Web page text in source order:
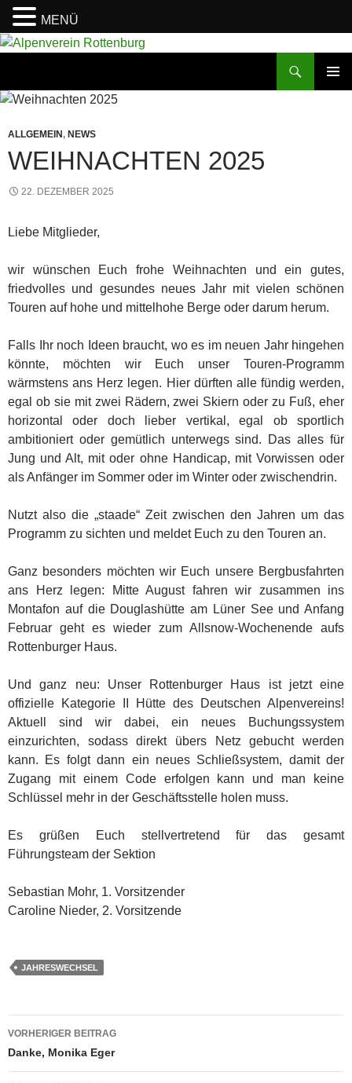
Zum
ALLGEMEIN, NEWS
WEIHNACHTEN 2025
22. DEZEMBER 2025
Liebe Mitglieder,
wir wünschen Euch frohe Weihnachten und ein gutes,
friedvolles und gesundes neues Jahr mit vielen schönen
Touren auf hohe und mittelhohe Berge oder darum herum.
Falls Ihr noch Ideen braucht, wo es im neuen Jahr hingehen
könnte, möchten wir Euch unser Touren-Programm
wärmstens ans Herz legen. Hier dürften alle fündig werden,
egal ob sie mit zwei Rädern, zwei Skiern oder zu Fuß, eher
horizontal oder doch lieber vertikal, egal ob sportlich
ambitioniert oder gemütlich unterwegs sind. Das alles für
Jung und Alt, mit oder ohne Handicap, mit Vorwissen oder
als Anfänger im Sommer oder im Winter oder zwischendrin.
Nutzt also die „staade“ Zeit zwischen den Jahren um das
Programm zu sichten und meldet Euch zu den Touren an.
Ganz besonders möchten wir Euch unsere Bergbusfahrten
ans Herz legen: Mitte August fahren wir zusammen ins
Montafon auf die Douglashütte am Lüner See und Anfang
Februar geht es wieder zum Allsnow-Wochenende aufs
Rottenburger Haus.
Und ganz neu: Unser Rottenburger Haus ist jetzt eine
offizielle Kategorie II Hütte des Deutschen Alpenvereins!
Aktuell sind wir dabei, ein neues Buchungssystem
einzurichten, sodass direkt übers Netz gebucht werden
kann. Es folgt dann ein neues Schließsystem, damit der
Zugang mit einem Code erfolgen kann und man keine
Schlüssel mehr in der Geschäftsstelle holen muss.
Es grüßen Euch stellvertretend für das gesamt
Führungsteam der Sektion
Sebastian Mohr, 1. Vorsitzender
Caroline Nieder, 2. Vorsitzende
JAHRESWECHSEL
Beitragsnavigation
VORHERIGER BEITRAG
Danke, Monika Eger
MENÜ